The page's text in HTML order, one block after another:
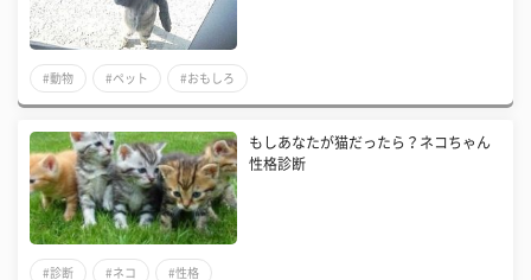
#動物 #ペット #おもしろ
もしあなたが猫だったら？ネコちゃん
性格診断
#診断 #ネコ #性格